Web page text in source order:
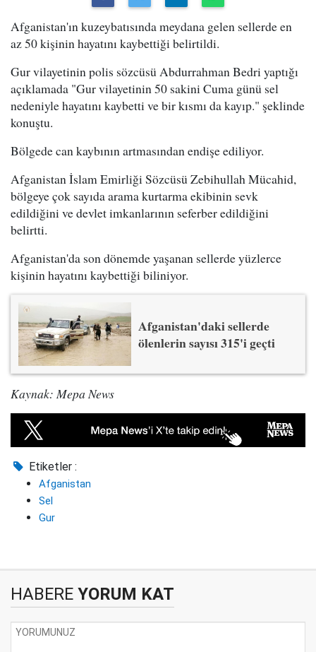
Afganistan'ın kuzeybatısında meydana gelen sellerde en
az 50 kişinin hayatını kaybettiği belirtildi.
Gur vilayetinin polis sözcüsü Abdurrahman Bedri yaptığı
açıklamada "Gur vilayetinin 50 sakini Cuma günü sel
nedeniyle hayatını kaybetti ve bir kısmı da kayıp." şeklinde
konuştu.
Bölgede can kaybının artmasından endişe ediliyor.
Afganistan İslam Emirliği Sözcüsü Zebihullah Mücahid,
bölgeye çok sayıda arama kurtarma ekibinin sevk
edildiğini ve devlet imkanlarının seferber edildiğini
belirtti.
Afganistan'da son dönemde yaşanan sellerde yüzlerce
kişinin hayatını kaybettiği biliniyor.
Afganistan'daki sellerde
ölenlerin sayısı 315'i geçti
Kaynak: Mepa News
Etiketler :
Afganistan
Sel
Gur
HABERE YORUM KAT